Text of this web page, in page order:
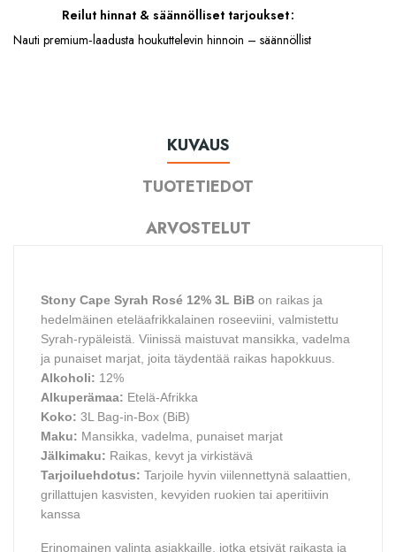
Reilut hinnat & säännölliset tarjoukset
Nauti premium‑laadusta houkuttelevin hinnoin – säännöllist
KUVAUS
TUOTETIEDOT
ARVOSTELUT
Stony Cape Syrah Rosé 12% 3L BiB on raikas ja
hedelmäinen eteläafrikkalainen roseeviini, valmistettu
Syrah-rypäleistä. Viinissä maistuvat mansikka, vadelma
ja punaiset marjat, joita täydentää raikas hapokkuus.
Alkoholi: 12%
Alkuperämaa: Etelä-Afrikka
Koko: 3L Bag-in-Box (BiB)
Maku: Mansikka, vadelma, punaiset marjat
Jälkimaku: Raikas, kevyt ja virkistävä
Tarjoiluehdotus: Tarjoile hyvin viilennettynä salaattien,
grillattujen kasvisten, kevyiden ruokien tai aperitiivin
kanssa
Erinomainen valinta asiakkaille, jotka etsivät raikasta ja